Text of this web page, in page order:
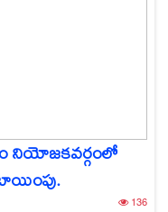
నియోజకవర్గంలో
136